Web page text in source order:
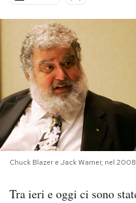
PODCAST
NEWSLETTER
I MIEI PREFERITI
Chuck Blazer e Jack Warner, nel
Tra ieri e oggi ci sono